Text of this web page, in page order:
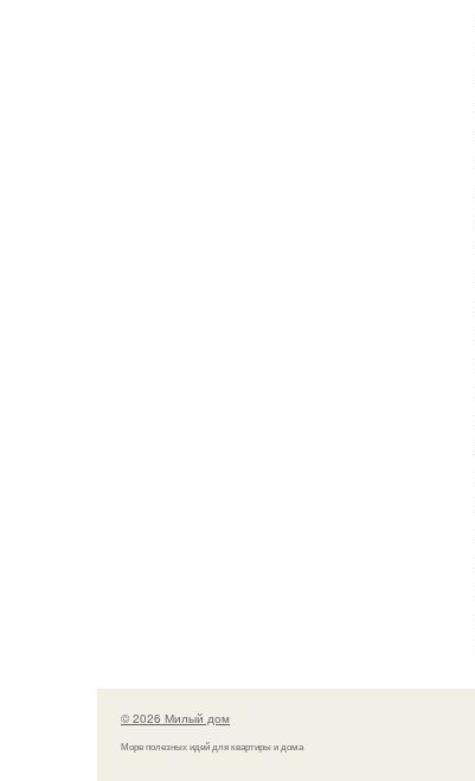
© 2026 Милый дом
Море полезных идей для квартиры и дома